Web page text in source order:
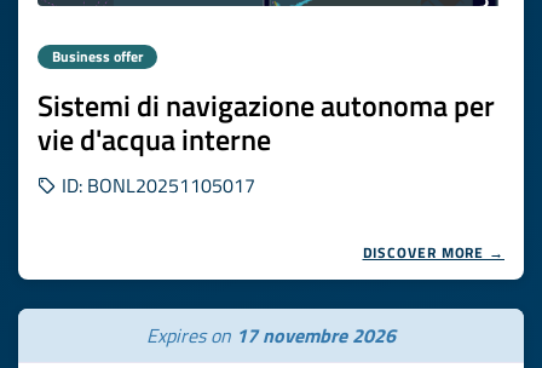
Business offer
Sistemi di navigazione autonoma per
vie d'acqua interne
ID: BONL20251105017
DISCOVER MORE →
Expires on 17 novembre 2026